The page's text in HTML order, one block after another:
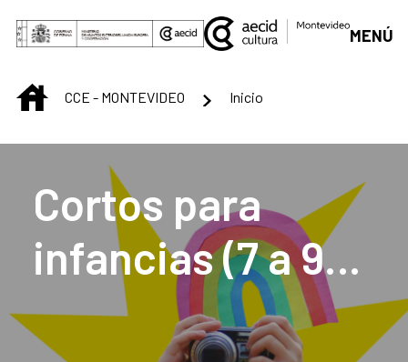
Saltar al contenido principal
MENÚ
INICIOCCE - MONTEVIDEO Inicio
Centro Cultural de
Cortos para
infancias (7 a 9
años)